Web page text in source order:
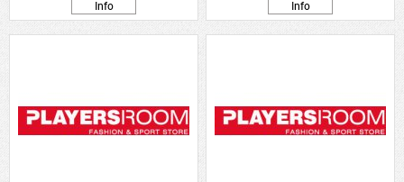
Info
Info